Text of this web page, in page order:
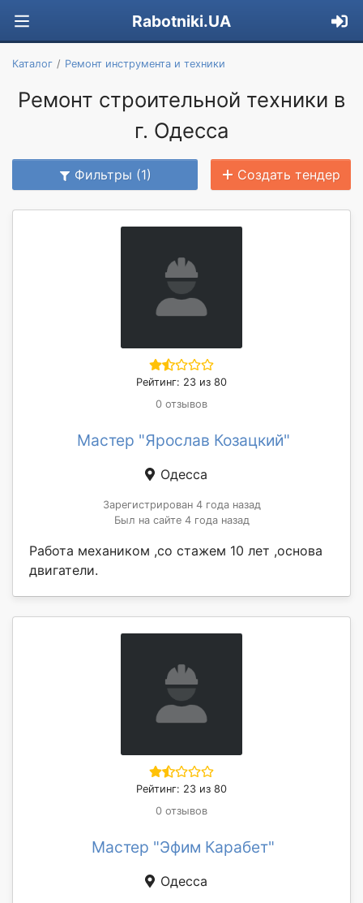
Rabotniki.UA
Каталог Ремонт инструмента и техники
Ремонт строительной техники в
г. Одесса
Фильтры (1) Создать тендер
Рейтинг: 23 из 80
0 отзывов
Мастер "Ярослав Козацкий"
Одесса
Зарегистрирован 4 года назад
Был на сайте 4 года назад
Работа механиком ,со стажем 10 лет ,основа
двигатели.
Рейтинг: 23 из 80
0 отзывов
Мастер "Эфим Карабет"
Одесса